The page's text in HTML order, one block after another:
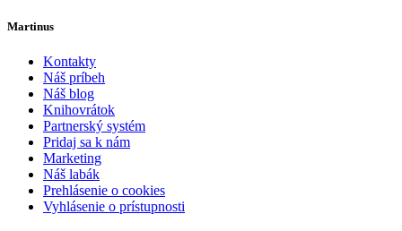
Martinus
Kontakty
Náš príbeh
Náš blog
Knihovrátok
Partnerský systém
Pridaj sa k nám
Marketing
Náš labák
Prehlásenie o cookies
Vyhlásenie o prístupnosti